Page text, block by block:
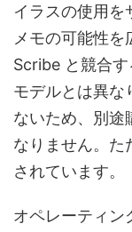
イラスの使用を
メモの可能性
Scribe と競合
モデルとは異な
ないため、別途
なりません。た
されています。
オペレーティン